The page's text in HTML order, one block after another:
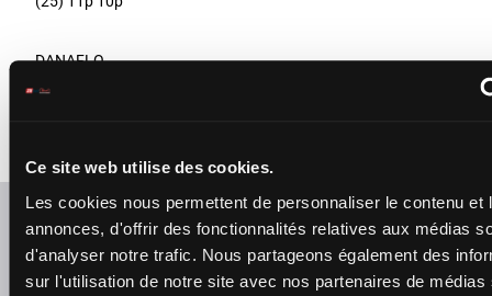
Ce site web utilise des cookies.
Les cookies nous permettent de personnaliser le contenu et
annonces, d'offrir des fonctionnalités relatives aux médias
d'analyser notre trafic. Nous partageons également des
sur l'utilisation de notre site avec nos partenaires de médias
DANAFLO
Barberot Y.
Refresh odds
Presence of favorite horses